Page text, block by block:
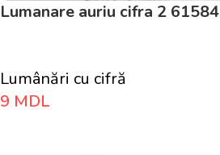
Lumanare auriu cifra 2 61584
Lumânări cu cifră
9 MDL